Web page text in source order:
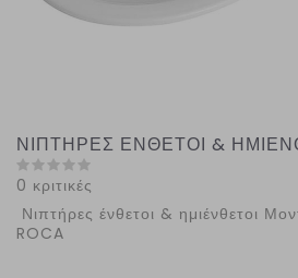
ΝΙΠΤΗΡΕΣ ΕΝΘΕΤΟΙ &
0 κριτικές
Νιπτήρες ένθετοι & ημιένθετοι
ROCA